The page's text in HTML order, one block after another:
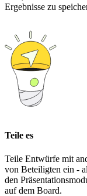
Ergebnisse zu
Teile es
Teile Entwürfe mit
von Beteiligten ein -
den
auf dem Board.